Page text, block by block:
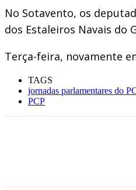
No Sotavento, os
dos Estaleiros Navais do
Terça-feira, novamente
TAGS
jornadas parlamentares do
PCP